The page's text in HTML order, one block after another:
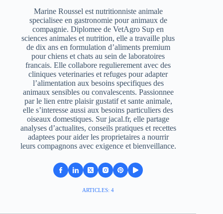
Marine Roussel est nutritionniste animale
specialisee en gastronomie pour animaux de
compagnie. Diplomee de VetAgro Sup en
sciences animales et nutrition, elle a travaille plus
de dix ans en formulation d’aliments premium
pour chiens et chats au sein de laboratoires
francais. Elle collabore regulierement avec des
cliniques veterinaries et refuges pour adapter
l’alimentation aux besoins specifiques des
animaux sensibles ou convalescents. Passionnee
par le lien entre plaisir gustatif et sante animale,
elle s’interesse aussi aux besoins particuliers des
oiseaux domestiques. Sur jacal.fr, elle partage
analyses d’actualites, conseils pratiques et recettes
adaptees pour aider les proprietaires a nourrir
leurs compagnons avec exigence et bienveillance.
ARTICLES: 4